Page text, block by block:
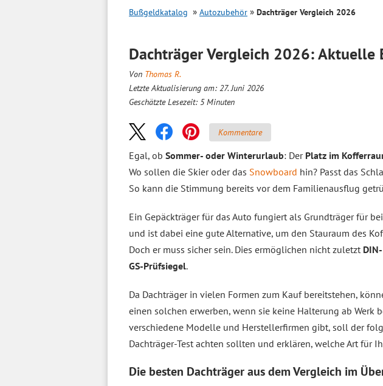
Bußgeldkatalog Autozubehör Dachträger Vergleich 2026
DachträgerVergleich 2026: Aktuelle
Von Thomas R.
Letzte Aktualisierung am: 27. Juni 2026
Geschätzte Lesezeit: 5 Minuten
Kommentare
Egal, ob Sommer- oder Winterurlaub: Der Platz im
Wo sollen die Skier oder das Snowboard hin? Passt das
So kann die Stimmung bereits vor dem Familienausflug
Ein Gepäckträger für das Auto fungiert als Grundträger für
und ist dabei eine gute Alternative, um den Stauraum des
Doch er muss sicher sein. Dies ermöglichen nicht zuletzt
GS-Prüfsiegel.
Da Dachträger in vielen Formen zum Kauf bereitstehen,
einen solchen erwerben, wenn sie keine Halterung ab Werk
verschiedene Modelle und Herstellerfirmen gibt, soll der
Dachträger-Test achten sollten und erklären, welche Art für
Die besten Dachträger aus demVergleich im